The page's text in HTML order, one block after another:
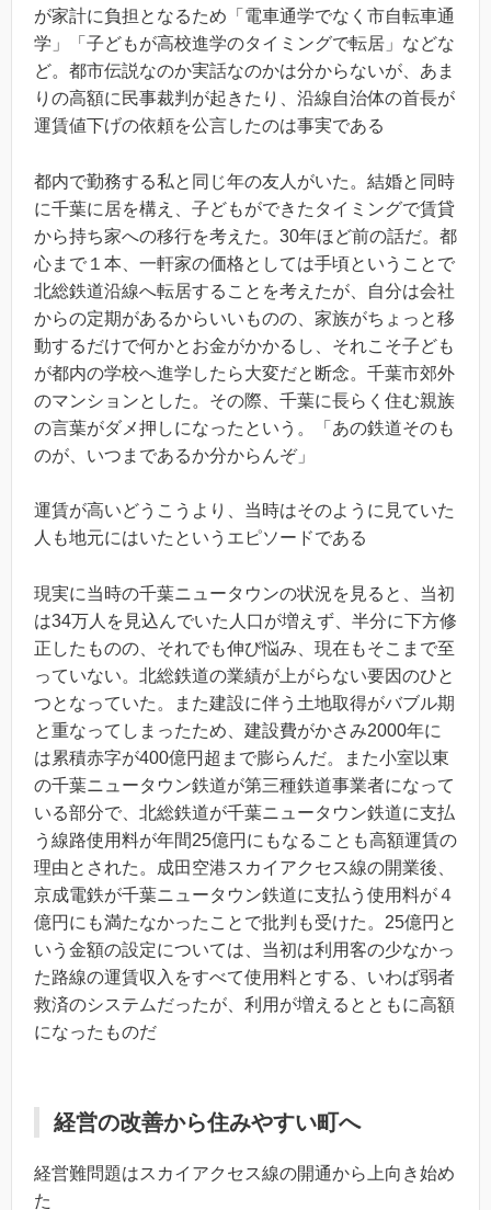
が家計に負担となるため「電車通学でなく市自転車通
学」「子どもが高校進学のタイミングで転居」などな
ど。都市伝説なのか実話なのかは分からないが、あま
りの高額に民事裁判が起きたり、沿線自治体の首長が
運賃値下げの依頼を公言したのは事実である
都内で勤務する私と同じ年の友人がいた。結婚と同時
に千葉に居を構え、子どもができたタイミングで賃貸
から持ち家への移行を考えた。30年ほど前の話だ。都
心まで１本、一軒家の価格としては手頃ということで
北総鉄道沿線へ転居することを考えたが、自分は会社
からの定期があるからいいものの、家族がちょっと移
動するだけで何かとお金がかかるし、それこそ子ども
が都内の学校へ進学したら大変だと断念。千葉市郊外
のマンションとした。その際、千葉に長らく住む親族
の言葉がダメ押しになったという。「あの鉄道そのも
のが、いつまであるか分からんぞ」
運賃が高いどうこうより、当時はそのように見ていた
人も地元にはいたというエピソードである
現実に当時の千葉ニュータウンの状況を見ると、当初
は34万人を見込んでいた人口が増えず、半分に下方修
正したものの、それでも伸び悩み、現在もそこまで至
っていない。北総鉄道の業績が上がらない要因のひと
つとなっていた。また建設に伴う土地取得がバブル期
と重なってしまったため、建設費がかさみ2000年に
は累積赤字が400億円超まで膨らんだ。また小室以東
の千葉ニュータウン鉄道が第三種鉄道事業者になって
いる部分で、北総鉄道が千葉ニュータウン鉄道に支払
う線路使用料が年間25億円にもなることも高額運賃の
理由とされた。成田空港スカイアクセス線の開業後、
京成電鉄が千葉ニュータウン鉄道に支払う使用料が４
億円にも満たなかったことで批判も受けた。25億円と
いう金額の設定については、当初は利用客の少なかっ
た路線の運賃収入をすべて使用料とする、いわば弱者
救済のシステムだったが、利用が増えるとともに高額
になったものだ
経営の改善から住みやすい町へ
経営難問題はスカイアクセス線の開通から上向き始め
た